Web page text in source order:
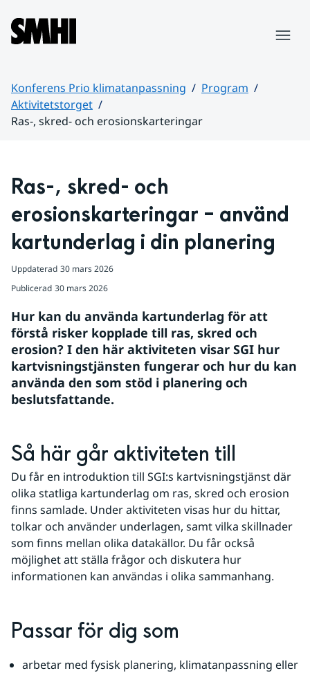
Hoppa till sidans innehåll
Konferens Prio klimatanpassning
Program
Aktivitetstorget
Ras-, skred- och erosionskarteringar
Ras-, skred- och
erosionskarteringar – använd
kartunderlag i din planering
Uppdaterad 30 mars 2026
Publicerad 30 mars 2026
Hur kan du använda kartunderlag för att
förstå risker kopplade till ras, skred och
erosion? I den här aktiviteten visar SGI hur
kartvisningstjänsten fungerar och hur du kan
använda den som stöd i planering och
beslutsfattande.
Så här går aktiviteten till
Du får en introduktion till SGI:s kartvisningstjänst där
olika statliga kartunderlag om ras, skred och erosion
finns samlade. Under aktiviteten visas hur du hittar,
tolkar och använder underlagen, samt vilka skillnader
som finns mellan olika datakällor. Du får också
möjlighet att ställa frågor och diskutera hur
informationen kan användas i olika sammanhang.
Passar för dig som
arbetar med fysisk planering, klimatanpassning eller